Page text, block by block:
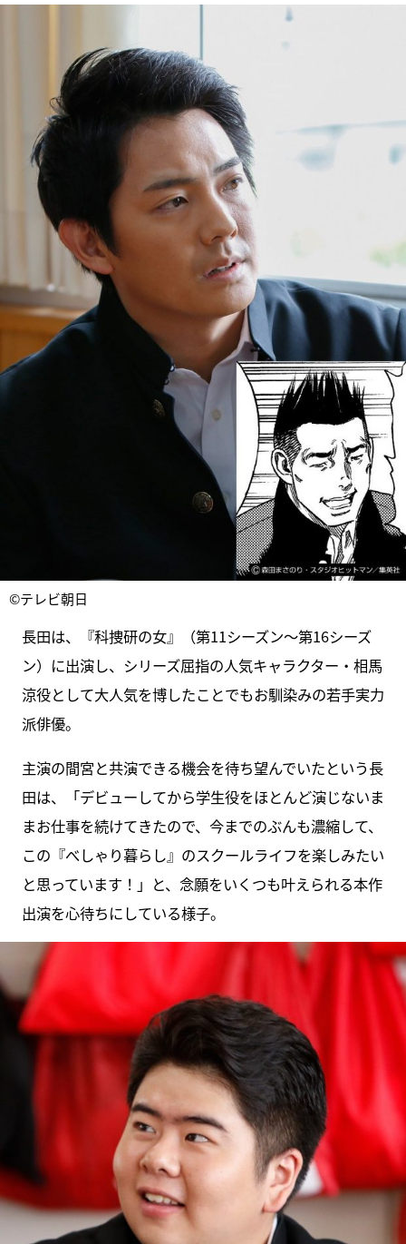
©テレビ朝日
長田は、『科捜研の女』（第11シーズン～第16シーズ
ン）に出演し、シリーズ屈指の人気キャラクター・相馬
涼役として大人気を博したことでもお馴染みの若手実力
派俳優。
主演の間宮と共演できる機会を待ち望んでいたという長
田は、「デビューしてから学生役をほとんど演じないま
まお仕事を続けてきたので、今までのぶんも濃縮して、
この『べしゃり暮らし』のスクールライフを楽しみたい
と思っています！」と、念願をいくつも叶えられる本作
出演を心待ちにしている様子。